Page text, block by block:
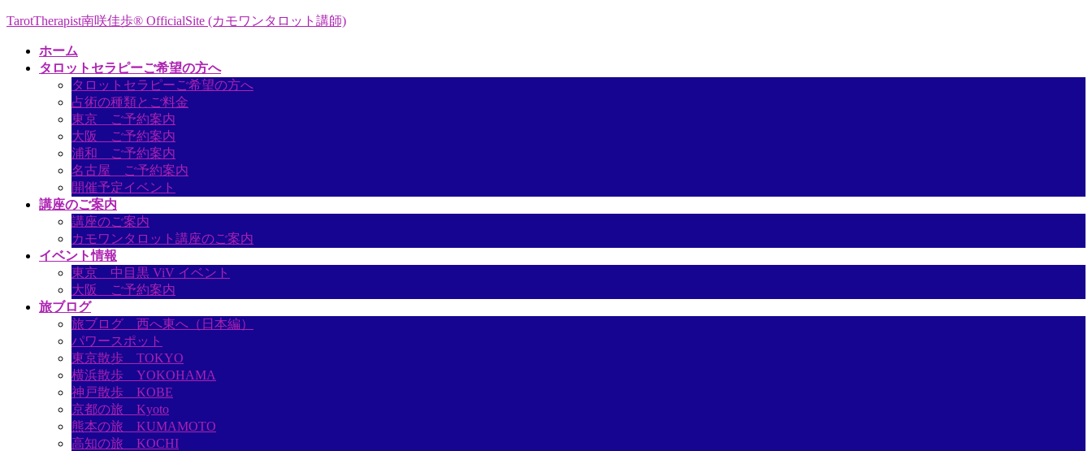
コ
ナ
TarotTherapist南咲佳歩® OfficialSite (カモワンタロット講師)
ホーム
タロットセラピーご希望の方へ
タロットセラピーご希望の方へ
占術の種類とご料金
東京 ご予約案内
大阪 ご予約案内
浦和 ご予約案内
名古屋 ご予約案内
開催予定イベント
講座のご案内
講座のご案内
カモワンタロット講座のご案内
イベント情報
東京 中目黒 ViV イベント
大阪 ご予約案内
旅ブログ
旅ブログ 西へ東へ（日本編）
パワースポット
東京散歩 TOKYO
横浜散歩 YOKOHAMA
神戸散歩 KOBE
京都の旅 Kyoto
熊本の旅 KUMAMOTO
高知の旅 KOCHI